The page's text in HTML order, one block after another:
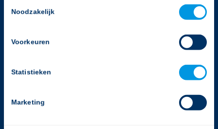
Selection
Noodzakelijk
Voorkeuren
Statistieken
Marketing
1062 MX Amsterdam
E:info@gerimedica.nl
E:support@gerimedica.nl